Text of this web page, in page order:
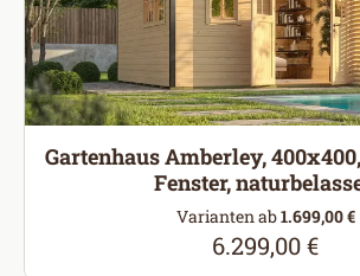
Gartenhaus Amberley,
Fenster,
Varianten ab1.699,00 €
Regulärer Preis:
6.299,00 €